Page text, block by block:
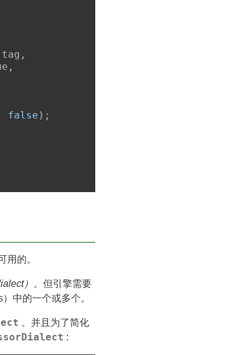
,
,
false ) ;
用的。
）
。但引擎需要
中的一个或多个。
。并且为了简化
: